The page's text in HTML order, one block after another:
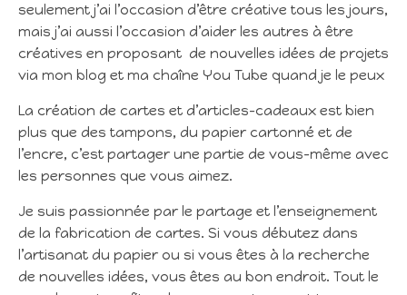
seulement j’ai l’occasion d’être créative tous les jours,
mais j’ai aussi l’occasion d’aider les autres à être
créatives en proposant de nouvelles idées de projets
via mon blog et ma chaîne You Tube quand je le peux
La création de cartes et d’articles-cadeaux est bien
plus que des tampons, du papier cartonné et de
l’encre, c’est partager une partie de vous-même avec
les personnes que vous aimez.
Je suis passionnée par le partage et l’enseignement
de la fabrication de cartes. Si vous débutez dans
l’artisanat du papier ou si vous êtes à la recherche
de nouvelles idées, vous êtes au bon endroit. Tout le